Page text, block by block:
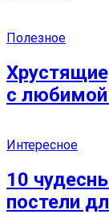
Полезное
с любимой
Интересное
10
постели